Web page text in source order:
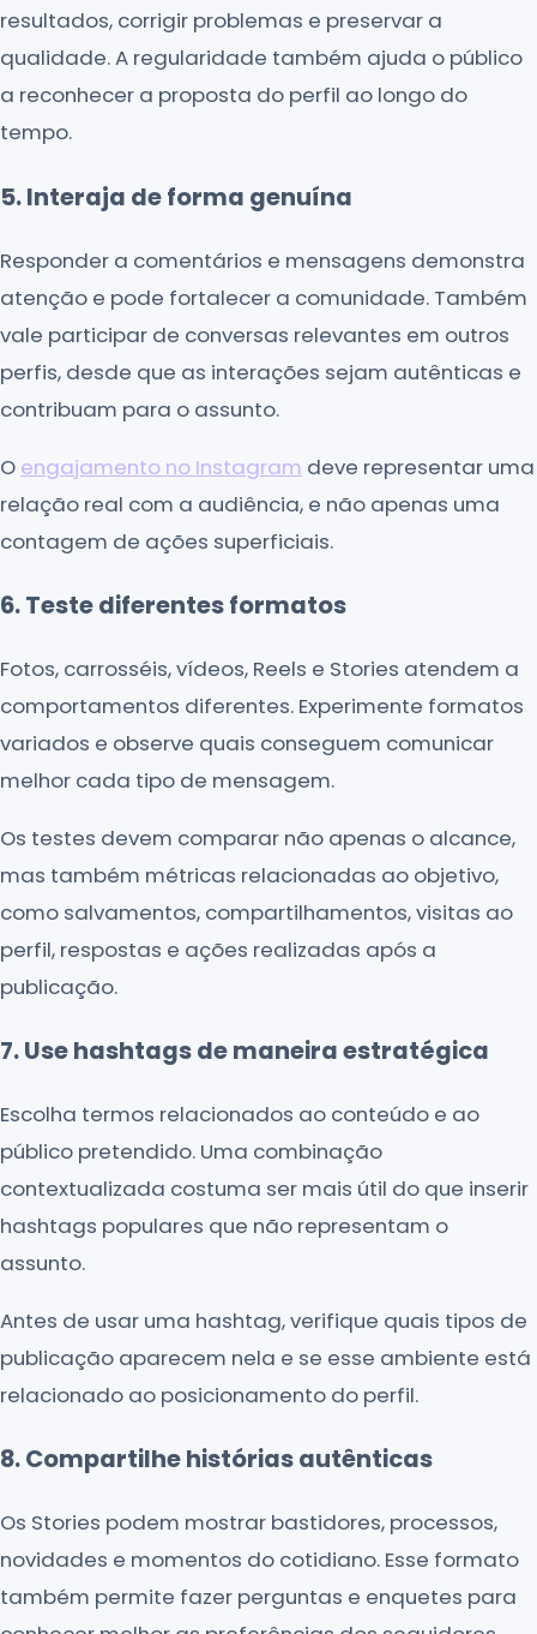
resultados, corrigir problemas e preservar a
qualidade. A regularidade também ajuda o público
a reconhecer a proposta do perfil ao longo do
tempo.
5. Interaja de forma genuína
Responder a comentários e mensagens demonstra
atenção e pode fortalecer a comunidade. Também
vale participar de conversas relevantes em outros
perfis, desde que as interações sejam autênticas e
contribuam para o assunto.
O engajamento no Instagram deve representar uma
relação real com a audiência, e não apenas uma
contagem de ações superficiais.
6. Teste diferentes formatos
Fotos, carrosséis, vídeos, Reels e Stories atendem a
comportamentos diferentes. Experimente formatos
variados e observe quais conseguem comunicar
melhor cada tipo de mensagem.
Os testes devem comparar não apenas o alcance,
mas também métricas relacionadas ao objetivo,
como salvamentos, compartilhamentos, visitas ao
perfil, respostas e ações realizadas após a
publicação.
7. Use hashtags de maneira estratégica
Escolha termos relacionados ao conteúdo e ao
público pretendido. Uma combinação
contextualizada costuma ser mais útil do que inserir
hashtags populares que não representam o
assunto.
Antes de usar uma hashtag, verifique quais tipos de
publicação aparecem nela e se esse ambiente está
relacionado ao posicionamento do perfil.
8. Compartilhe histórias autênticas
Os Stories podem mostrar bastidores, processos,
novidades e momentos do cotidiano. Esse formato
também permite fazer perguntas e enquetes para